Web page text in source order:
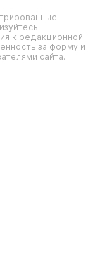
к редакционной
за форму и
сайта.